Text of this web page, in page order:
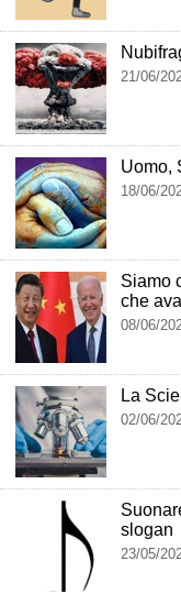
21/06/
Uomo,
18/06/
Siamo
che
08/06/
La
02/06/
slogan
23/05/